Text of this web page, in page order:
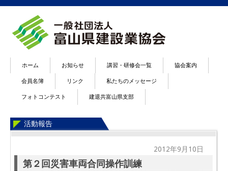
ホーム お知らせ 講習・研修会一覧 協会案内
会員名簿 リンク 私たちのメッセージ
フォトコンテスト 建退共富山県支部
活動報告
2012年9月10日
第２回災害車両合同操作訓練